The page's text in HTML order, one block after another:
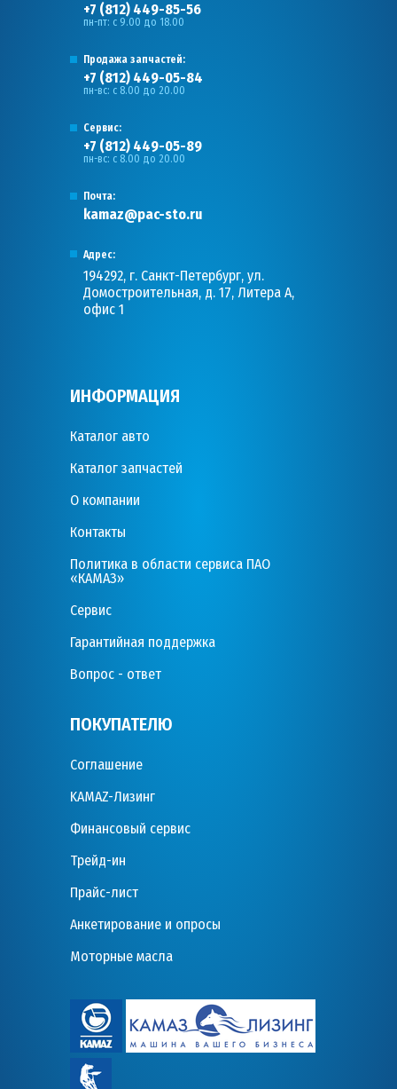
+7 (812) 449-85-56
пн-пт: с 9.00 до 18.00
Продажа запчастей:
+7 (812) 449-05-84
пн-вс: с 8.00 до 20.00
Сервис:
+7 (812) 449-05-89
пн-вс: с 8.00 до 20.00
Почта:
kamaz@pac-sto.ru
Адрес:
194292, г. Санкт-Петербург, ул.
Домостроительная, д. 17, Литера А,
офис 1
ИНФОРМАЦИЯ
Каталог авто
Каталог запчастей
О компании
Контакты
Политика в области сервиса ПАО
«КАМАЗ»
Сервис
Гарантийная поддержка
Вопрос - ответ
ПОКУПАТЕЛЮ
Соглашение
KAMAZ-Лизинг
Финансовый сервис
Трейд-ин
Прайс-лист
Анкетирование и опросы
Моторные масла